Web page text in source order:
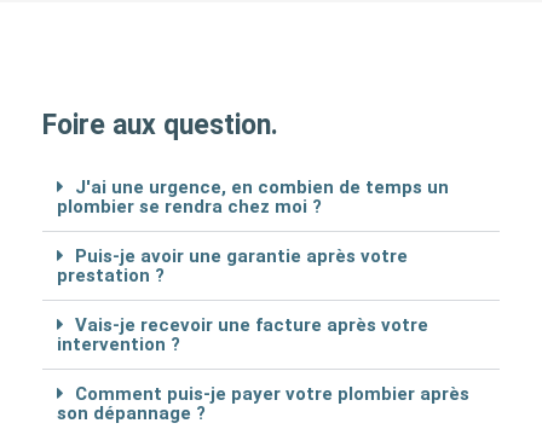
Foire aux question.
J'ai une urgence, en combien de temps un
plombier se rendra chez moi ?
Puis-je avoir une garantie après votre
prestation ?
Vais-je recevoir une facture après votre
intervention ?
Comment puis-je payer votre plombier après
son dépannage ?